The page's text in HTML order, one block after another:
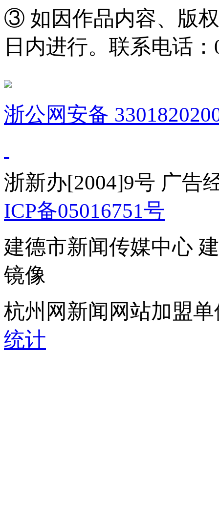
③ 如因作品内容、版
日内进行。联系电话：
浙公网安备
浙新办[2004]9号 广告
ICP备05016751号
建德市新闻传媒中心
镜像
杭州网新闻网站加盟
统计